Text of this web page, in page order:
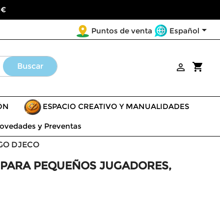
Puntos de venta Español
Buscar shopping_cart

ESPACIO CREATIVO Y MANUALIDADES
y Preventas
DJECO
PEQUEÑOS JUGADORES,